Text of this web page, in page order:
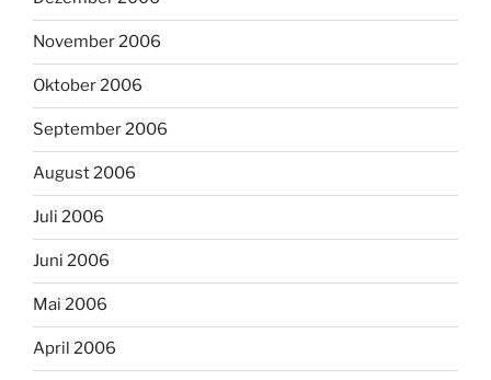
November 2006
Oktober 2006
September 2006
August 2006
Juli 2006
Juni 2006
Mai 2006
April 2006